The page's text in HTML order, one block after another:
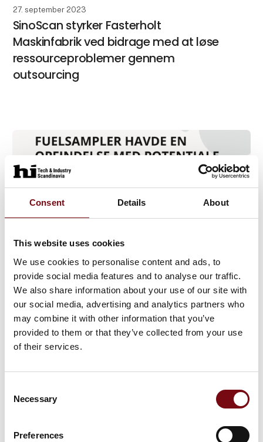
Consent Details About
This website uses cookies
We use cookies to personalise content and ads, to
provide social media features and to analyse our traffic.
We also share information about your use of our site with
our social media, advertising and analytics partners who
may combine it with other information that you’ve
provided to them or that they’ve collected from your use
of their services.
Selection
Necessary
Preferences
27. september 2023
SinoScan styrker Fasterholt
Maskinfabrik ved bidrage med at løse
ressourceproblemer gennem
outsourcing
27. september 2023
Sinoscan har været afgørende for
Fuelsampler ApS' succes med at
udvikle ATEX-certificerede
brændstofprøveudtagere og etablere